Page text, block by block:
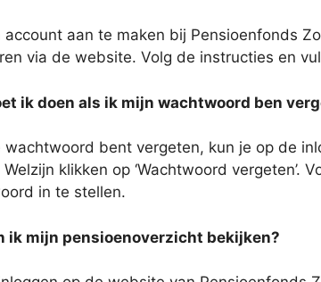
account aan te maken bij Pensioenfonds
via de website. Volg de instructies en
ik doen als ik mijn wachtwoord ben
wachtwoord bent vergeten, kun je op de
Welzijn klikken op ‘Wachtwoord vergeten’.
in te stellen.
ik mijn pensioenoverzicht bekijken?